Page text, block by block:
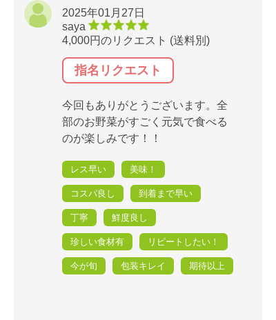
2025年01月27日
saya
4,000円のリクエスト (送料別)
指名リクエスト
今回もありがとうございます。全
部のお野菜がすごく元気で食べる
のが楽しみです！！
レス早い 美味！
コスパ良し 到着まで早い
丁寧 鮮度良し
珍しい食材有 リピートしたい！
今が旬 包装キレイ 期待以上